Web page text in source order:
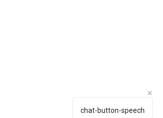
chat-button-speech